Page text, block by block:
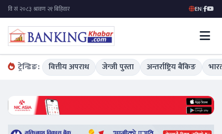
EN|
ट्रेन्डिङ: वित्तीय अपराध जेन्जी पुस्ता अन्तर्राष्ट्रिय बैंकिङ